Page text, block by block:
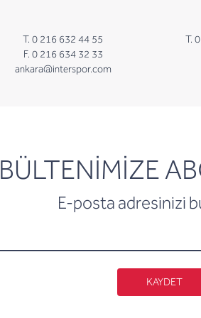
T. 0 216 632 44 55
F. 0 216 634 32 33
ankara@interspor.com
T.
BÜLTENİMİZE
E-posta adresinizi
KAYDET